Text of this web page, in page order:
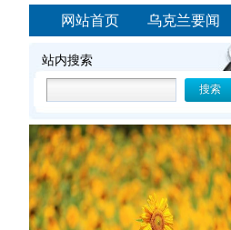
网站首页 乌克兰要闻
站内搜索